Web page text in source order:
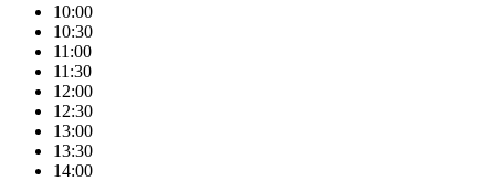
10:00
10:30
11:00
11:30
12:00
12:30
13:00
13:30
14:00